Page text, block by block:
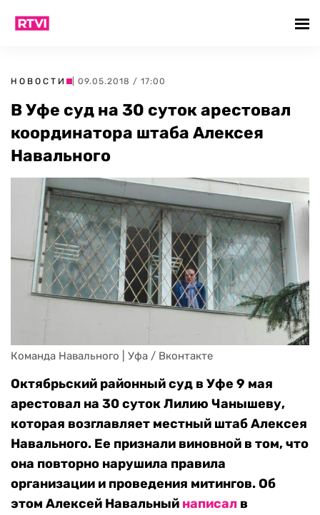
НОВОСТИ | 09.05.2018 / 17:00
В Уфе суд на 30 суток арестовал
координатора штаба Алексея
Навального
Команда Навального | Уфа / Вконтакте
Октябрьский районный суд в Уфе 9 мая
арестовал на 30 суток Лилию Чанышеву,
которая возглавляет местный штаб Алексея
Навального. Ее признали виновной в том, что
она повторно нарушила правила
организации и проведения митингов. Об
этом Алексей Навальный написал в